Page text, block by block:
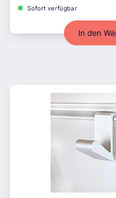
Sofort verfügbar
In den